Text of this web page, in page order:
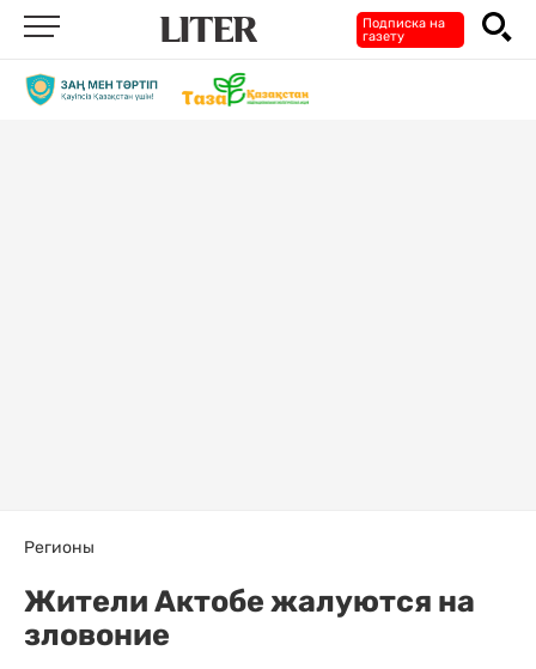
Подписка на
газету
Регионы
Жители Актобе жалуются на
зловоние